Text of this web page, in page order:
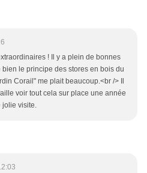
! Il y a plein de bonnes
le principe des stores en bois du
Corail" me plait beaucoup.<br /> Il
voir tout cela sur place une année
jolie visite.